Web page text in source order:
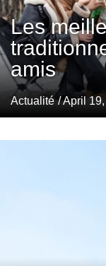
Les
amis
Actualité / April